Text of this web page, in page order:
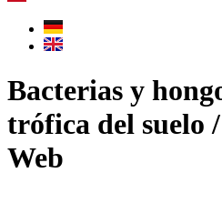
Bacterias y
trófica del suelo
Web